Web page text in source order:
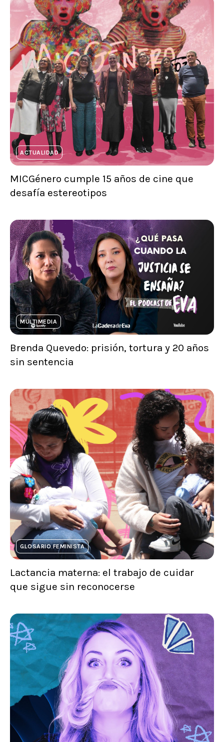
ACTUALIDAD
MICGénero cumple 15 años de cine que
desafía estereotipos
MULTIMEDIA
Brenda Quevedo: prisión, tortura y 20 años
sin sentencia
GLOSARIO FEMINISTA
Lactancia materna: el trabajo de cuidar
que sigue sin reconocerse